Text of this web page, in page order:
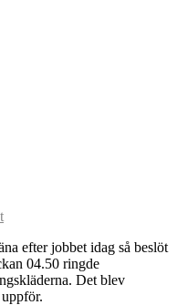
efter jobbet idag så beslöt
04.50 ringde
Det blev